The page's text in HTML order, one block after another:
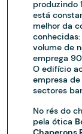
produzindo
está
melhor da
volume de
emprega
O edifício
empresa
sectores
No rés do
pela ótica